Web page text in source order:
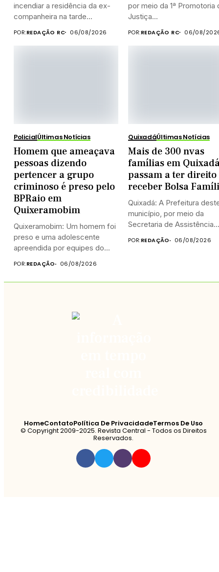
incendiar a residência da ex-
companheira na tarde...
POR:REDAÇÃO RC 06/08/2026
por meio da 1ª Promotoria
Justiça...
POR:REDAÇÃO RC 06/08/
PolicialÚltimas Notícias
Homem que ameaçava
pessoas dizendo
pertencer a grupo
criminoso é preso pelo
BPRaio em
Quixeramobim
Quixeramobim: Um homem foi
preso e uma adolescente
apreendida por equipes do...
POR:REDAÇÃO 06/08/2026
QuixadáÚltimas Notícias
Mais de 300 nvas
famílias em
passam a ter direito
receber Bolsa
Quixadá: A Prefeitura
município, por meio da
Secretaria de Assistência
POR:REDAÇÃO 06/08/2026
HomeContatoPolítica De PrivacidadeTermos De Uso
© Copyright 2009-2025. Revista Central - Todos os Direitos
Reservados.